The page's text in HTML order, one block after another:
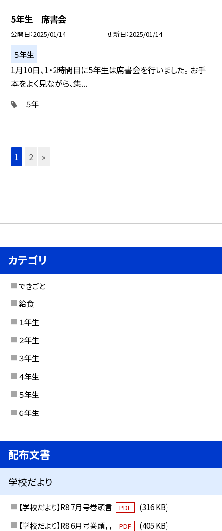
5年生 席書会
公開日 2025/01/14 更新日 2025/01/14
５年生
1月10日、1・2時間目に5年生は席書会を行いました。 お手
本をよく見ながら、集...
５年
1 2 »
カテゴリ
できごと
給食
１年生
２年生
３年生
４年生
５年生
６年生
配布文書
学校だより
【学校だより】R8 7月号巻頭言 PDF
(316 KB)
【学校だより】R8 6月号巻頭言
PDF
(405 KB)